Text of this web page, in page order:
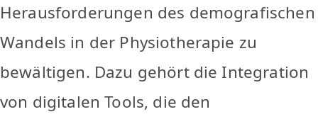
Herausforderungen des demografischen
Wandels in der Physiotherapie zu
bewältigen. Dazu gehört die Integration
von digitalen Tools, die den